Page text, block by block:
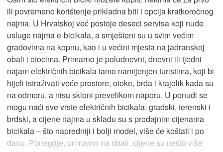
ili povremeno korištenje prikladna biti i opcija kratkoročnog
najma. U Hrvatskoj već postoje deseci servisa koji nude
usluge najma e-bicikala, a smješteni su u svim većim
gradovima na kopnu, kao i u većini mjesta na jadranskoj
obali i otocima. Primarno je poludnevni, dnevni ili tjedni
najam električnih bicikala tamo namijenjen turistima, koji bi
htjeli istraživati veće prostore, otoke, brda i krajolik kada su
na odmoru, a nisu skloni prevelikom naporu. U ponudi se
mogu naći sve vrste električnih bicikala: gradski, terenski i
brdski, a cijene najma u skladu su s prodajnim cijenama
bicikala – što napredniji i bolji model, više će koštati i po
danu. Ponegdje, primarno na obali, cijene su nešto više